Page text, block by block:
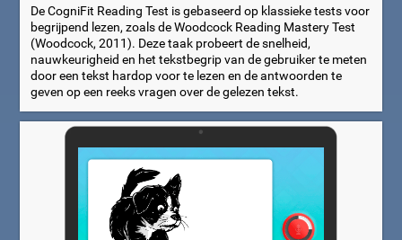
De CogniFit Reading Test is gebaseerd op klassieke tests voor
begrijpend lezen, zoals de Woodcock Reading Mastery Test
(Woodcock, 2011). Deze taak probeert de snelheid,
nauwkeurigheid en het tekstbegrip van de gebruiker te meten
door een tekst hardop voor te lezen en de antwoorden te
geven op een reeks vragen over de gelezen tekst.